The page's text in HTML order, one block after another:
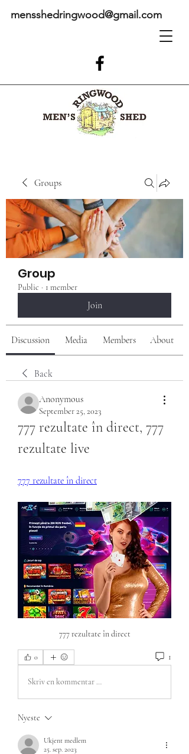
mensshedringwood@gmail.com
Groups
Group
Public · 1 member
Join
Discussion Media Members About
Back
Anonymous
September 25, 2023
777 rezultate în direct, 777
rezultate live
777 rezultate în direct
777 rezultate în direct
0 1
Skriv en kommentar …
Nyeste
Ukjent medlem
25. sep. 2023